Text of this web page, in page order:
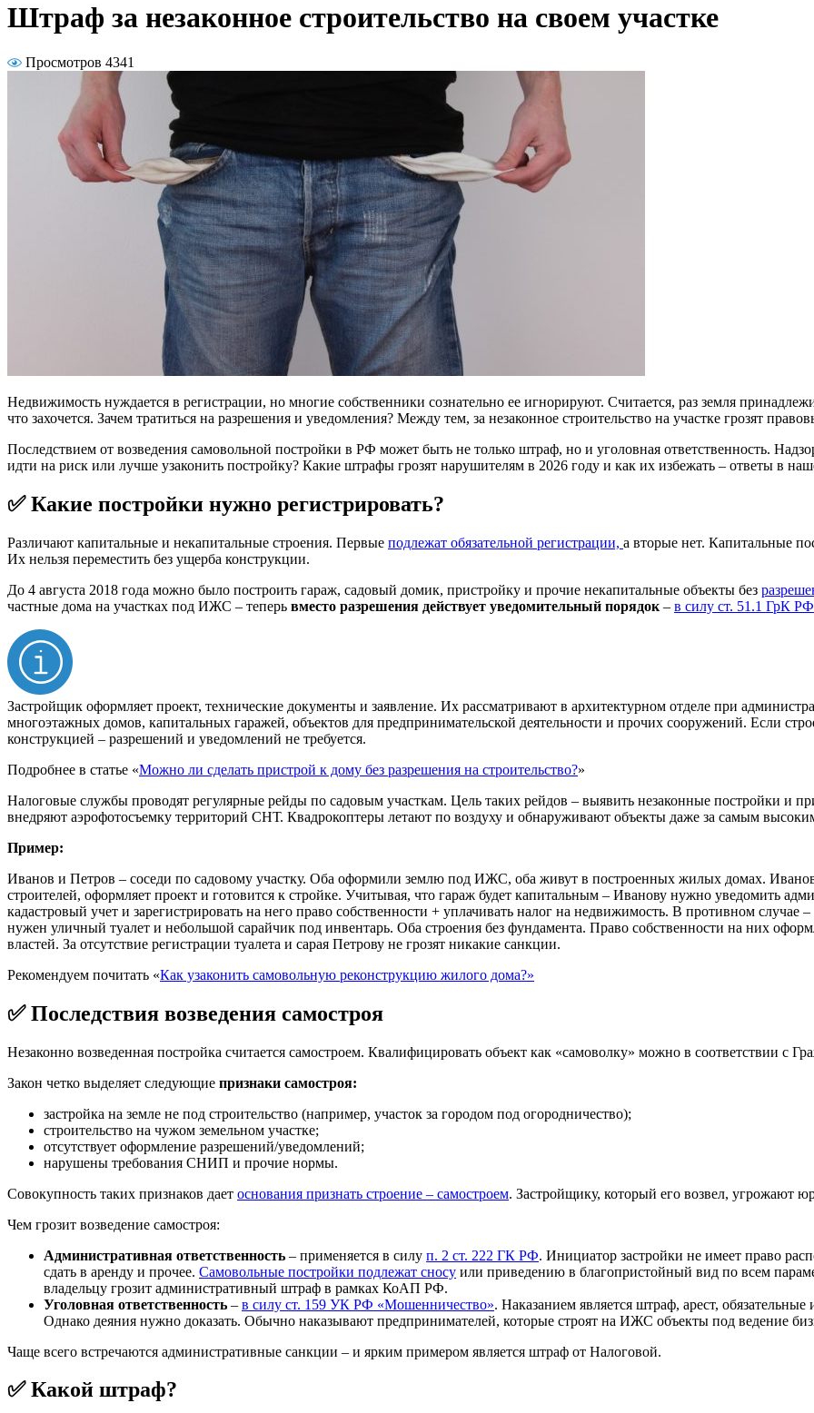
Штраф за незаконное строительство на своем участке
Просмотров 4341
Недвижимость нуждается в регистрации, но многие собственники сознательно ее игнорируют. Считается, раз земля
что захочется. Зачем тратиться на разрешения и уведомления? Между тем, за незаконное строительство на участке грозят
Последствием от возведения самовольной постройки в РФ может быть не только штраф, но и уголовная ответственность.
идти на риск или лучше узаконить постройку? Какие штрафы грозят нарушителям в 2026 году и как их избежать – ответы в
✅ Какие постройки нужно регистрировать?
Различают капитальные и некапитальные строения. Первые подлежат обязательной регистрации, а вторые нет. Капитальные
Их нельзя переместить без ущерба конструкции.
До 4 августа 2018 года можно было построить гараж, садовый домик, пристройку и прочие некапитальные объекты без
частные дома на участках под ИЖС – теперь вместо разрешения действует уведомительный порядок – в силу ст. 51.1 ГрК РФ
Застройщик оформляет проект, технические документы и заявление. Их рассматривают в архитектурном отделе при
многоэтажных домов, капитальных гаражей, объектов для предпринимательской деятельности и прочих сооружений. Если
конструкцией – разрешений и уведомлений не требуется.
Подробнее в статье «Можно ли сделать пристрой к дому без разрешения на строительство?»
Налоговые службы проводят регулярные рейды по садовым участкам. Цель таких рейдов – выявить незаконные постройки и
внедряют аэрофотосъемку территорий СНТ. Квадрокоптеры летают по воздуху и обнаруживают объекты даже за самым
Пример:
Иванов и Петров – соседи по садовому участку. Оба оформили землю под ИЖС, оба живут в построенных жилых домах.
строителей, оформляет проект и готовится к стройке. Учитывая, что гараж будет капитальным – Иванову нужно уведомить
кадастровый учет и зарегистрировать на него право собственности + уплачивать налог на недвижимость. В противном
нужен уличный туалет и небольшой сарайчик под инвентарь. Оба строения без фундамента. Право собственности на них
властей. За отсутствие регистрации туалета и сарая Петрову не грозят никакие санкции.
Рекомендуем почитать «Как узаконить самовольную реконструкцию жилого дома?»
✅ Последствия возведения самостроя
Незаконно возведенная постройка считается самостроем. Квалифицировать объект как «самоволку» можно в соответствии с
Закон четко выделяет следующие признаки самостроя:
застройка на земле не под строительство (например, участок за городом под огородничество);
строительство на чужом земельном участке;
отсутствует оформление разрешений/уведомлений;
нарушены требования СНИП и прочие нормы.
Совокупность таких признаков дает основания признать строение – самостроем. Застройщику, который его возвел, угрожают
Чем грозит возведение самостроя:
Административная ответственность – применяется в силу п. 2 ст. 222 ГК РФ. Инициатор застройки не имеет право
сдать в аренду и прочее. Самовольные постройки подлежат сносу или приведению в благопристойный вид по всем
владельцу грозит административный штраф в рамках КоАП РФ.
Уголовная ответственность – в силу ст. 159 УК РФ «Мошенничество». Наказанием является штраф, арест,
Однако деяния нужно доказать. Обычно наказывают предпринимателей, которые строят на ИЖС объекты под ведение
Чаще всего встречаются административные санкции – и ярким примером является штраф от Налоговой.
✅ Какой штраф?